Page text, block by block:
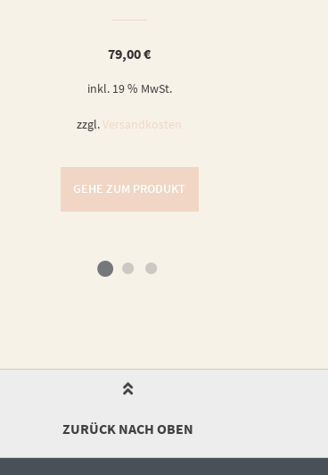
79,00€
inkl. 19 % MwSt.
zzgl.Versandkosten
GEHE ZUM PRODUKT
ZURÜCK NACH OBEN